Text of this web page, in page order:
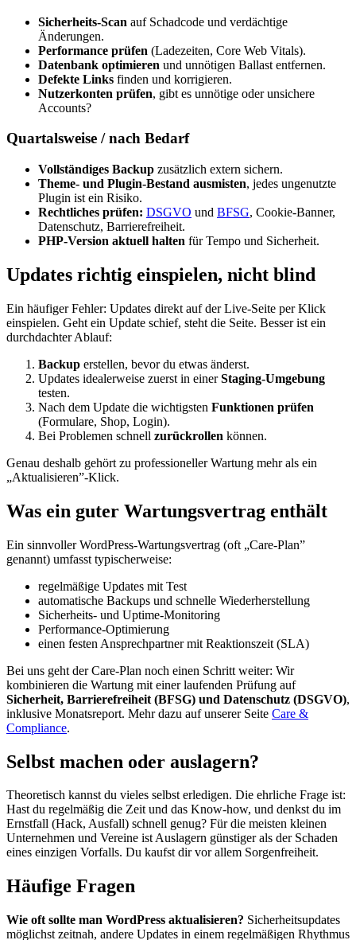
Sicherheits-Scan auf Schadcode und verdächtige
Änderungen.
Performance prüfen (Ladezeiten, Core Web Vitals).
Datenbank optimieren und unnötigen Ballast entfernen.
Defekte Links finden und korrigieren.
Nutzerkonten prüfen, gibt es unnötige oder unsichere
Accounts?
Quartalsweise / nach Bedarf
Vollständiges Backup zusätzlich extern sichern.
Theme- und Plugin-Bestand ausmisten, jedes ungenutzte
Plugin ist ein Risiko.
Rechtliches prüfen: DSGVO und BFSG, Cookie-Banner,
Datenschutz, Barrierefreiheit.
PHP-Version aktuell halten für Tempo und Sicherheit.
Updates richtig einspielen, nicht blind
Ein häufiger Fehler: Updates direkt auf der Live-Seite per Klick
einspielen. Geht ein Update schief, steht die Seite. Besser ist ein
durchdachter Ablauf:
Backup erstellen, bevor du etwas änderst.
Updates idealerweise zuerst in einerStaging-Umgebung
testen.
Nach dem Update die wichtigsten Funktionen prüfen
(Formulare, Shop, Login).
Bei Problemen schnell zurückrollen können.
Genau deshalb gehört zu professioneller Wartung mehr als ein
„Aktualisieren”-Klick.
Was ein guter Wartungsvertrag enthält
Ein sinnvoller WordPress-Wartungsvertrag (oft „Care-Plan”
genannt) umfasst typischerweise:
regelmäßige Updates mit Test
automatische Backups und schnelle Wiederherstellung
Sicherheits- und Uptime-Monitoring
Performance-Optimierung
einen festen Ansprechpartner mit Reaktionszeit (SLA)
Bei uns geht der Care-Plan noch einen Schritt weiter: Wir
kombinieren die Wartung mit einer laufenden Prüfung auf
Sicherheit, Barrierefreiheit (BFSG) und Datenschutz (DSGVO),
inklusive Monatsreport. Mehr dazu auf unserer Seite Care &
Compliance.
Selbst machen oder auslagern?
Theoretisch kannst du vieles selbst erledigen. Die ehrliche Frage ist:
Hast du regelmäßig die Zeit und das Know-how, und denkst du im
Ernstfall (Hack, Ausfall) schnell genug? Für die meisten kleinen
Unternehmen und Vereine ist Auslagern günstiger als der Schaden
eines einzigen Vorfalls. Du kaufst dir vor allem Sorgenfreiheit.
Häufige Fragen
Wie oft sollte man WordPress aktualisieren? Sicherheitsupdates
möglichst zeitnah, andere Updates in einem regelmäßigen Rhythmus